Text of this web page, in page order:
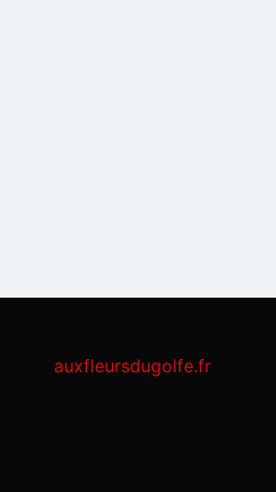
auxfleursdugolfe.fr